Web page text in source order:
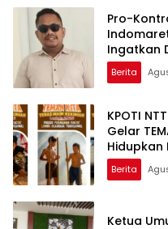
Pro-
Indomaret
Ingatkan
Berita
KPOTI
Gelar
Hidupkan
Berita
Ketua